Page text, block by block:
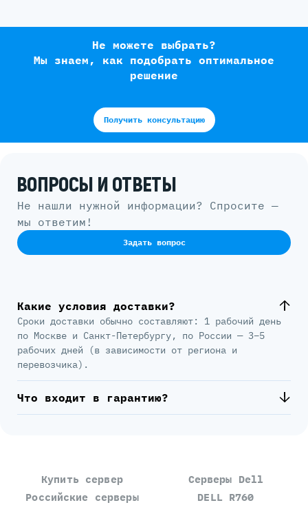
Не можете выбрать?
Мы знаем, как подобрать оптимальное
решение
Получить консультацию
ВОПРОСЫ И ОТВЕТЫ
Не нашли нужной информации? Спросите —
мы ответим!
Задать вопрос
Какие условия доставки?
Сроки доставки обычно составляют: 1 рабочий день
по Москве и Санкт-Петербургу, по России — 3–5
рабочих дней (в зависимости от региона и
перевозчика).
Что входит в гарантию?
Купить сервер
Российские серверы
Серверы Dell
DELL R760